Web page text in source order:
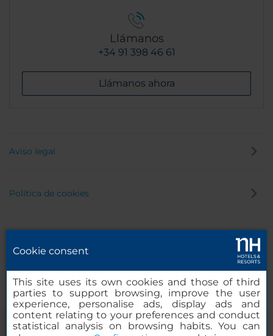
Llámanos
+34 91 398 46 61
Llámanos ahora
Aviso legal
Política de cookies
Canal de denuncias
Cookie consent
This site uses its own cookies and those of third
parties to support browsing, improve the user
experience, personalise ads, display ads and
content relating to your preferences and conduct
statistical analysis on browsing habits. You can